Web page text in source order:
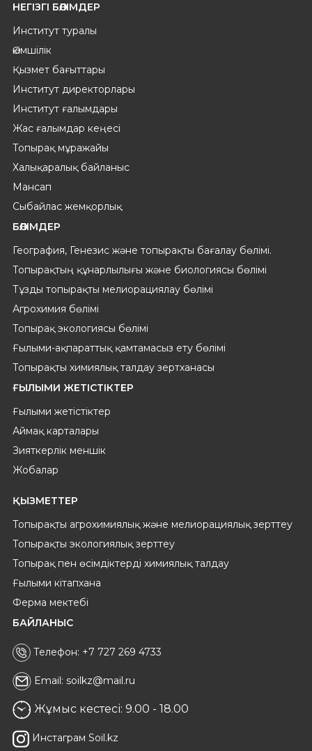
НЕГІЗГІ БӨЛІМДЕР
Институт туралы
Әкімшілік
Қызмет бағыттары
Институт директорлары
Институт ғалымдары
Жас ғалымдар кеңесі
Топырақ мұражайы
Халықаралық байланыс
Мансап
Сыбайлас жемқорлық
БӨЛІМДЕР
География, Генезис және топырақты бағалау бөлімі.
Топырақтың құнарлылығы және биологиясы бөлімі
Тұзды топырақты мелиорациялау бөлімі
Агрохимия бөлімі
Топырақ экологиясы бөлімі
Ғылыми-ақпараттық қамтамасыз ету бөлімі
Топырақты химиялық талдау зертханасы
ҒЫЛЫМИ ЖЕТІСТІКТЕР
Ғылыми жетістіктер
Аймақ карталары
Зияткерлік меншік
Жобалар
ҚЫЗМЕТТЕР
Топырақты агрохимиялық және мелиорациялық зерттеу
Топырақты экологиялық зерттеу
Топырақ пен өсімдіктерді химиялық талдау
Ғылыми кітапхана
Ферма мектебі
БАЙЛАНЫС
Телефон: +7 727 269 4733
Email: soilkz@mail.ru
Жұмыс кестесі: 9.00 - 18.00
Инстаграм Soil.kz